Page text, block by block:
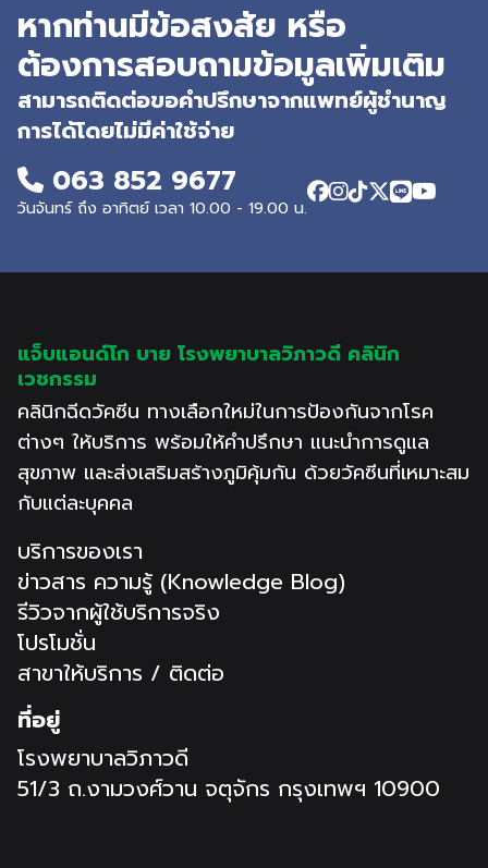
หากท่านมีข้อสงสัย หรือ
ต้องการสอบถามข้อมูลเพิ่มเติม
สามารถติดต่อขอคำปรึกษาจากแพทย์ผู้ชำนาญ
การได้โดยไม่มีค่าใช้จ่าย
063 852 9677
วันจันทร์ ถึง อาทิตย์ เวลา 10.00 - 19.00 น.
แจ็บแอนด์โก บาย โรงพยาบาลวิภาวดี คลินิก
เวชกรรม
คลินิกฉีดวัคซีน ทางเลือกใหม่ในการป้องกันจากโรค
ต่างๆ ให้บริการ พร้อมให้คำปรึกษา แนะนำการดูแล
สุขภาพ และส่งเสริมสร้างภูมิคุ้มกัน ด้วยวัคซีนที่เหมาะสม
กับแต่ละบุคคล
บริการของเรา
ข่าวสาร ความรู้ (Knowledge Blog)
รีวิวจากผู้ใช้บริการจริง
โปรโมชั่น
สาขาให้บริการ / ติดต่อ
ที่อยู่
โรงพยาบาลวิภาวดี
51/3 ถ.งามวงศ์วาน จตุจักร กรุงเทพฯ 10900